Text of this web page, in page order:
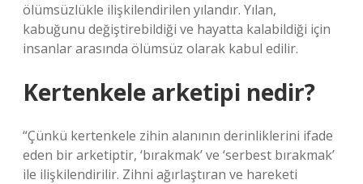
ölümsüzlükle ilişkilendirilen yılandır. Yılan,
kabuğunu değiştirebildiği ve hayatta kalabildiği için
insanlar arasında ölümsüz olarak kabul edilir.
Kertenkele arketipi nedir?
“Çünkü kertenkele zihin alanının derinliklerini ifade
eden bir arketiptir, ‘bırakmak’ ve ‘serbest bırakmak’
ile ilişkilendirilir. Zihni ağırlaştıran ve hareketi